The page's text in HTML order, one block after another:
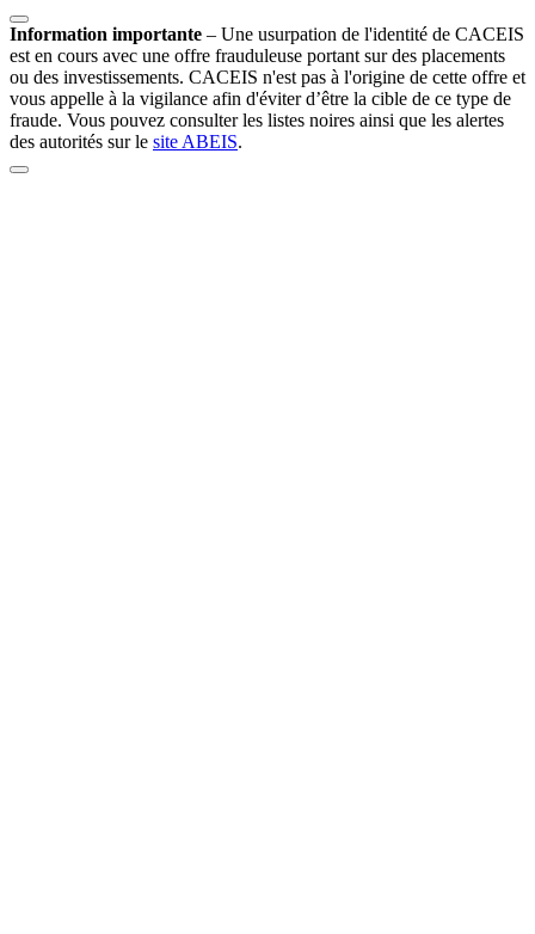
Information importante – Une usurpation de l'identité de CACEIS
est en cours avec une offre frauduleuse portant sur des placements
ou des investissements. CACEIS n'est pas à l'origine de cette offre et
vous appelle à la vigilance afin d'éviter d’être la cible de ce type de
fraude. Vous pouvez consulter les listes noires ainsi que les alertes
des autorités sur le site ABEIS.